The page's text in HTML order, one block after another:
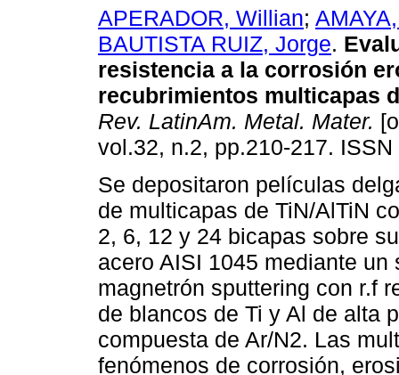
APERADOR, Willian;
BAUTISTA RUIZ, Jorge.
resistencia a la corrosión
recubrimientos multicapas
Rev. LatinAm. Metal. Mater.
vol.32, n.2, pp.210-217.
Se depositaron películas
de multicapas de TiN/AlTiN
2, 6, 12 y 24 bicapas sobre
acero AISI 1045 mediante un
magnetrón sputtering con r.f
de blancos de Ti y Al de alta
compuesta de Ar/N2. Las
fenómenos de corrosión,